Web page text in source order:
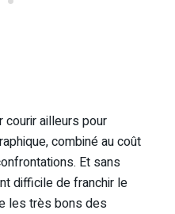
courir ailleurs pour
combiné au coût
Et sans
difficile de franchir le
les très bons des